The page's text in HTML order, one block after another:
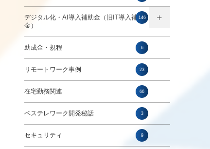
デジタル化・AI導入補助金（旧IT導入補助
金）
146
助成金・規程 6
リモートワーク事例 23
在宅勤務関連 66
ベステレワーク開発秘話 3
セキュリティ 9